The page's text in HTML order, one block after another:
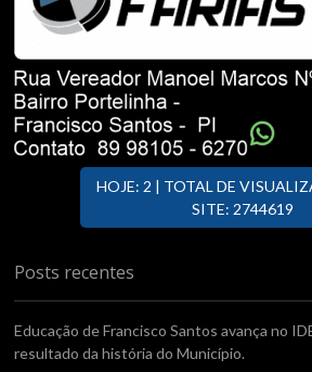
HOJE: 2 | TOTAL DE
SITE: 2744619
Posts recentes
Educação de Francisco Santos avança no
resultado da história do Município.